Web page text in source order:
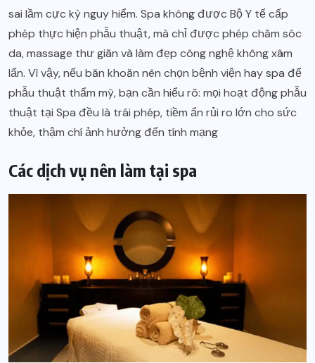
sai lầm cực kỳ nguy hiểm. Spa không được Bộ Y tế cấp
phép thực hiện phẫu thuật, mà chỉ được phép chăm sóc
da, massage thư giãn và làm đẹp công nghệ không xâm
lấn. Vì vậy, nếu băn khoăn nên chọn bệnh viện hay spa để
phẫu thuật thẩm mỹ, bạn cần hiểu rõ: mọi hoạt động phẫu
thuật tại Spa đều là trái phép, tiềm ẩn rủi ro lớn cho sức
khỏe, thậm chí ảnh hưởng đến tính mạng
Các dịch vụ nên làm tại spa